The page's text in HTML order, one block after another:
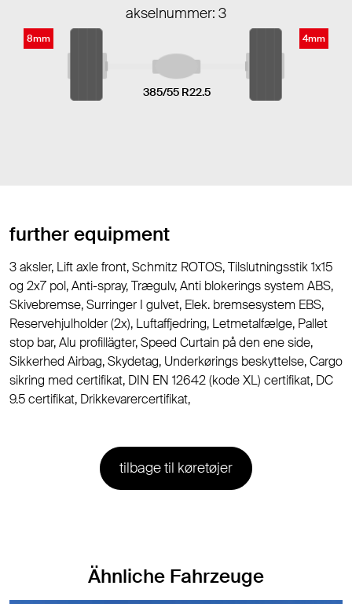
akselnummer: 3
8mm
385/55 R22.5
4mm
further equipment
3 aksler, Lift axle front, Schmitz ROTOS, Tilslutningsstik 1x15
og 2x7 pol, Anti-spray, Trægulv, Anti blokerings system ABS,
Skivebremse, Surringer I gulvet, Elek. bremsesystem EBS,
Reservehjulholder (2x), Luftaffjedring, Letmetalfælge, Pallet
stop bar, Alu profillägter, Speed Curtain på den ene side,
Sikkerhed Airbag, Skydetag, Underkørings beskyttelse, Cargo
sikring med certifikat, DIN EN 12642 (kode XL) certifikat, DC
9.5 certifikat, Drikkevarercertifikat,
tilbage til køretøjer
Ähnliche Fahrzeuge